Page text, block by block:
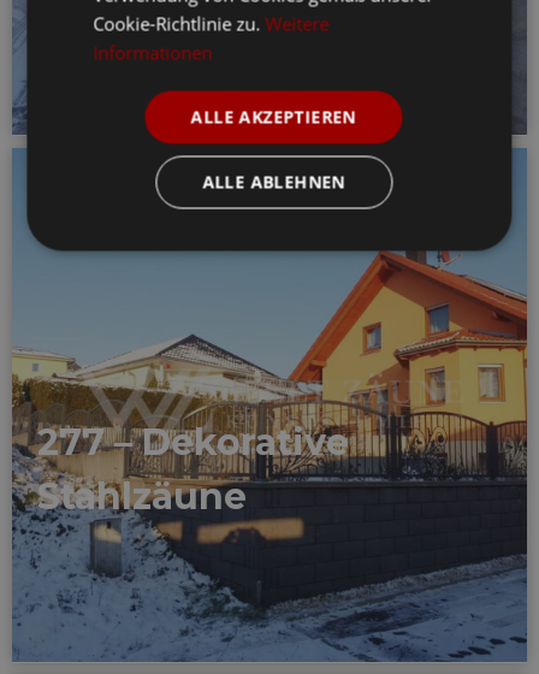
277 – Dekorative
Stahlzäune
Cookie-Richtlinie zu.Weitere
Informationen
ALLE AKZEPTIEREN
ALLE ABLEHNEN